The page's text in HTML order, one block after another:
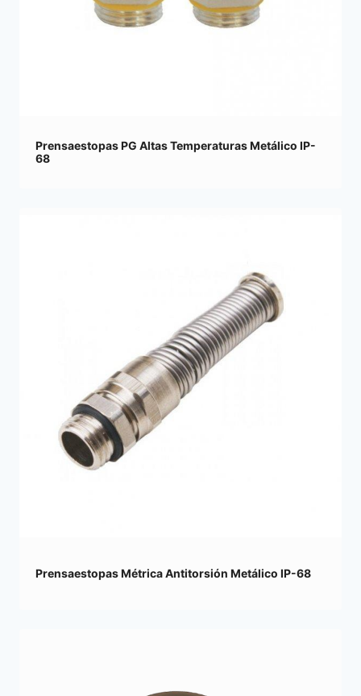
Prensaestopas PG Altas Temperaturas Metálico IP-
68
Prensaestopas Métrica Antitorsión Metálico IP-68